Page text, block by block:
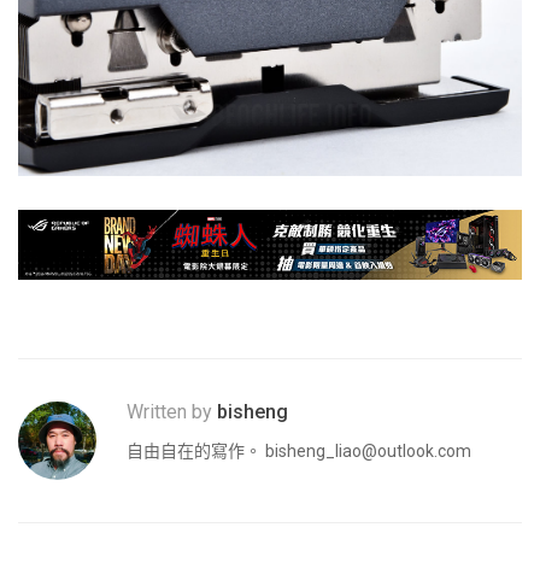
Written by bisheng
自由自在的寫作。 bisheng_liao@outlook.com